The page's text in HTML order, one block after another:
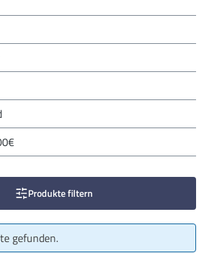
Produkte filtern
gefunden.